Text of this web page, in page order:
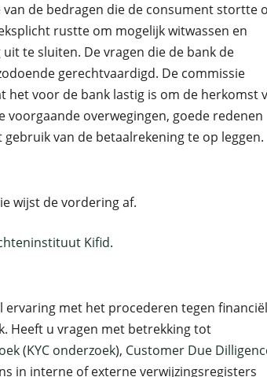
de bedragen die de consument stortte
rustte om mogelijk witwassen en
te sluiten. De vragen die de bank de
gerechtvaardigd. De commissie
voor de bank lastig is om de herkomst
voorgaande overwegingen, goede redenen
van de betaalrekening te op leggen.
wijst de vordering af.
Kifid.
ervaring met het procederen tegen
Heeft u vragen met betrekking tot
(KYC onderzoek), Customer Due
in interne of externe verwijzingsregisters